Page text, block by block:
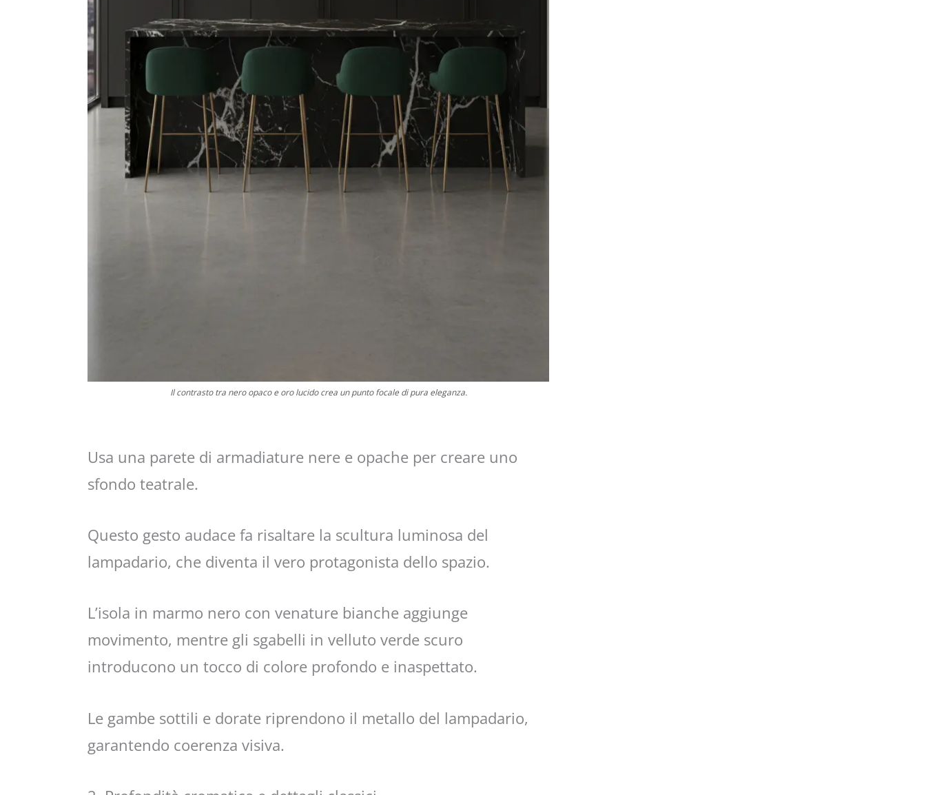
Il contrasto tra nero opaco e oro lucido crea un punto focale di pura eleganza.
Usa una parete di armadiature nere e opache per creare uno
sfondo teatrale.
Questo gesto audace fa risaltare la scultura luminosa del
lampadario, che diventa il vero protagonista dello spazio.
L’isola in marmo nero con venature bianche aggiunge
movimento, mentre gli sgabelli in velluto verde scuro
introducono un tocco di colore profondo e inaspettato.
Le gambe sottili e dorate riprendono il metallo del lampadario,
garantendo coerenza visiva.